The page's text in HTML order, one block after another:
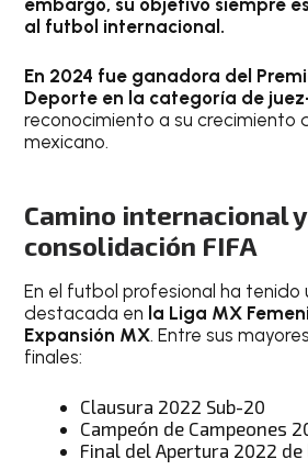
al futbol internacional.
En 2024 fue ganadora del
Deporte en la categoría de
reconocimiento a su crecimiento
mexicano.
Camino internacional y
consolidación FIFA
En el futbol profesional ha tenido
destacada en la Liga MX
Expansión MX. Entre sus
finales:
Clausura 2022 Sub-20
Campeón de Campeones
Final del Apertura 2022 de